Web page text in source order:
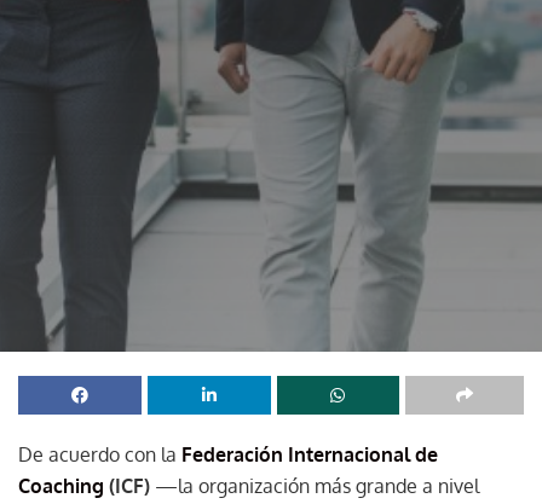
De acuerdo con la Federación Internacional de
Coaching (ICF) —la organización más grande a nivel